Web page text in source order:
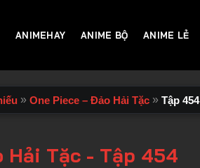
ANIMEHAY ANIME BỘ ANIME LẺ
» One Piece – Đảo Hải Tặc » Tập 454
Hải Tặc - Tập 454